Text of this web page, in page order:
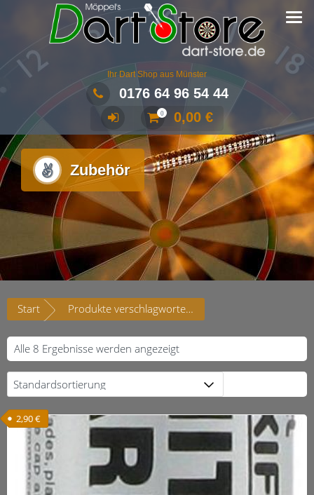
Ihr Dart Shop aus Münster
0176 64 96 54 44
0 0,00 €
Zubehör
Start Produkte verschlagwortet mit „Zubehör“
Alle 8 Ergebnisse werden angezeigt
2,90€